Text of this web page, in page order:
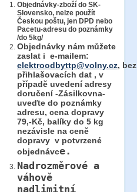
Objednávky-zboží do SK-
Slovensko, nelze použít
Českou poštu, jen DPD nebo
Pacetu-adresu do poznámky
/do 5kg/
Objednávky nám můžete
zaslat i e-mailem:
elektroodbyttp@volny.cz, bez
přihlašovacích dat , v
případě uvedení adresy
doručení -Zásilkovna-
uveďte do poznámky
adresu, cena dopravy
79,-Kč, balíky do 5 kg
nezávisle na ceně
dopravy v potvrzené
objednávce.
Nadrozměrové a
váhově
nadlimitní